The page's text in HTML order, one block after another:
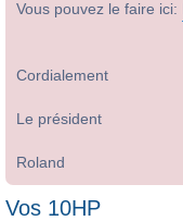
Vous pouvez le faire ici:
Cordialement
Le président
Roland
Vos 10HP